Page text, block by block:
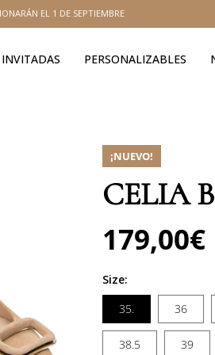
EL 1 DE SEPTIEMBRE
INVITADAS PERSONALIZABLES
¡NUEVO!
CELIA
Precio
habitual
179,00€
Size:
35.
36
38.5 39